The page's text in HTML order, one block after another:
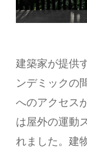
建築家が提供
ンデミックの
へのアクセス
は屋外の運動
れました。建